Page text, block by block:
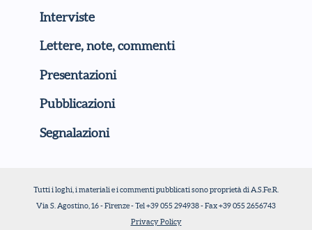
Interviste
Lettere, note, commenti
Presentazioni
Pubblicazioni
Segnalazioni
Tutti i loghi, i materiali e i commenti pubblicati sono proprietà di A.S.Fe.R.
Via S. Agostino, 16 - Firenze - Tel +39 055 294938 - Fax +39 055 2656743
Privacy Policy